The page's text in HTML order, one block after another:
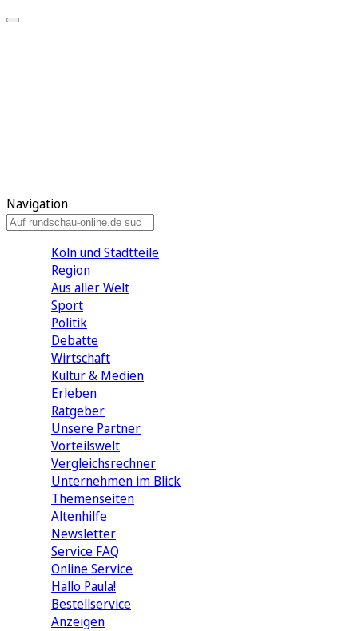
Navigation
Köln und Stadtteile
Region
Aus aller Welt
Sport
Politik
Debatte
Wirtschaft
Kultur & Medien
Erleben
Ratgeber
Unsere Partner
Vorteilswelt
Vergleichsrechner
Unternehmen im Blick
Themenseiten
Altenhilfe
Newsletter
Service FAQ
Online Service
Hallo Paula!
Bestellservice
Anzeigen